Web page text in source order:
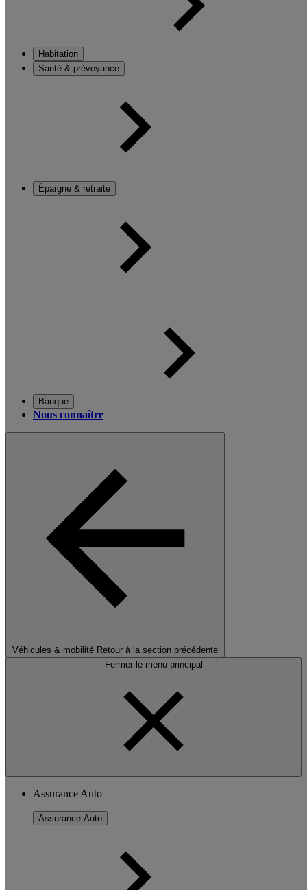
Habitation
Santé & prévoyance
Épargne & retraite
Banque
Nous connaître
Véhicules & mobilité Retour à la section précédente
Fermer le menu principal
Assurance Auto
Assurance Auto